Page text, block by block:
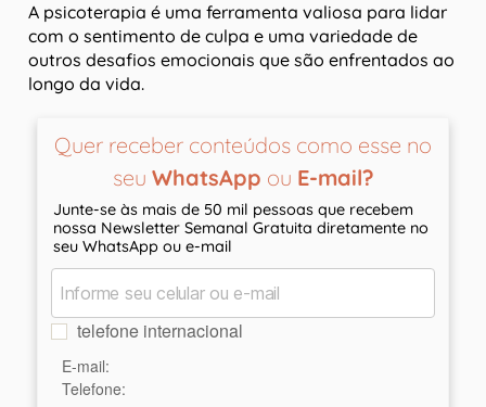
A psicoterapia é uma ferramenta valiosa para lidar
com o sentimento de culpa e uma variedade de
outros desafios emocionais que são enfrentados ao
longo da vida.
Quer receber conteúdos como esse no
seu WhatsApp ou E-mail?
Junte-se às mais de 50 mil pessoas que recebem
nossa Newsletter Semanal Gratuita diretamente no
seu WhatsApp ou e-mail
telefone internacional
E-mail:
Telefone: